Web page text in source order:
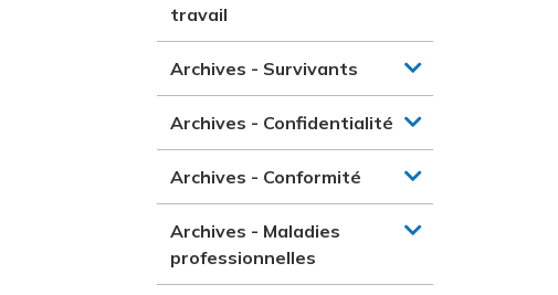
travail
Archives - Survivants
Archives - Confidentialité
Archives - Conformité
Archives - Maladies
professionnelles